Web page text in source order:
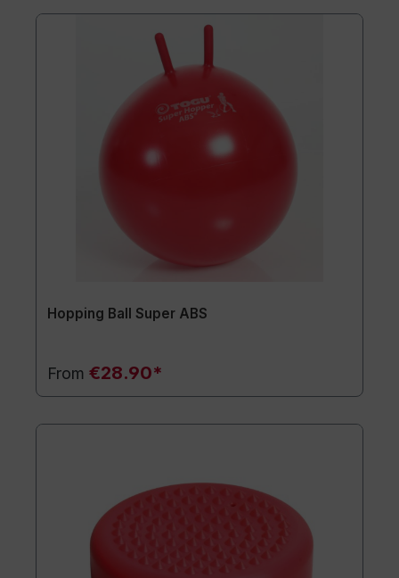
Hopping Ball Super ABS
From €28.90*